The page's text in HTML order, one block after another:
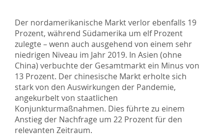
Der nordamerikanische Markt verlor ebenfalls 19
Prozent, während Südamerika um elf Prozent
zulegte – wenn auch ausgehend von einem sehr
niedrigen Niveau im Jahr 2019. In Asien (ohne
China) verbuchte der Gesamtmarkt ein Minus von
13 Prozent. Der chinesische Markt erholte sich
stark von den Auswirkungen der Pandemie,
angekurbelt von staatlichen
Konjunkturmaßnahmen. Dies führte zu einem
Anstieg der Nachfrage um 22 Prozent für den
relevanten Zeitraum.